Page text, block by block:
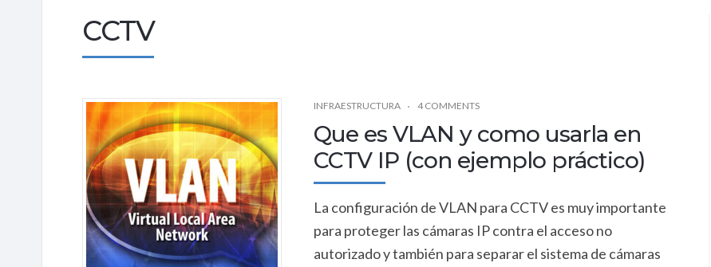
CCTV
INFRAESTRUCTURA 4 COMMENTS
Que es VLAN y como usarla en
CCTV IP (con ejemplo práctico)
La configuración de VLAN para CCTV es muy importante
para proteger las cámaras IP contra el acceso no
autorizado y también para separar el sistema de cámaras